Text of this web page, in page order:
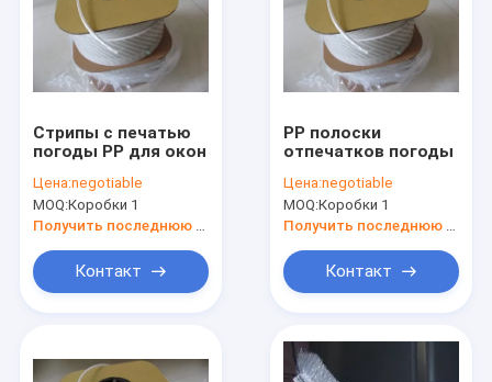
Продукция
Стрипы с печатью
погоды PP для окон
Цена:negotiable
MOQ:Коробки 1
Получить последнюю цену
Контакт
PP полоски
отпечатков погоды
Цена:negotiable
MOQ:Коробки 1
Получить последнюю цену
Контакт